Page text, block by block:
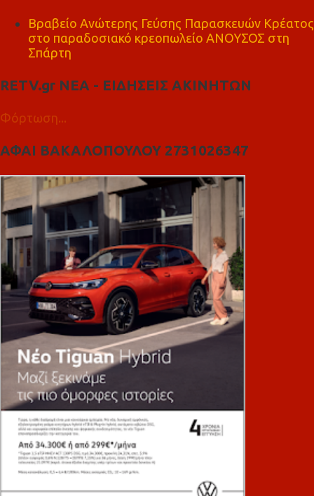
Βραβείο Ανώτερης Γεύσης Παρασκευών Κρέατος
στο παραδοσιακό κρεοπωλείο ΑΝΟΥΣΟΣ στη
Σπάρτη
RETV.gr ΝΕΑ - ΕΙΔΗΣΕΙΣ ΑΚΙΝΗΤΩΝ
Φόρτωση...
ΑΦΑΙ ΒΑΚΑΛΟΠΟΥΛΟΥ 2731026347